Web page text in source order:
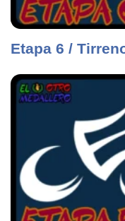
Etapa 6 /